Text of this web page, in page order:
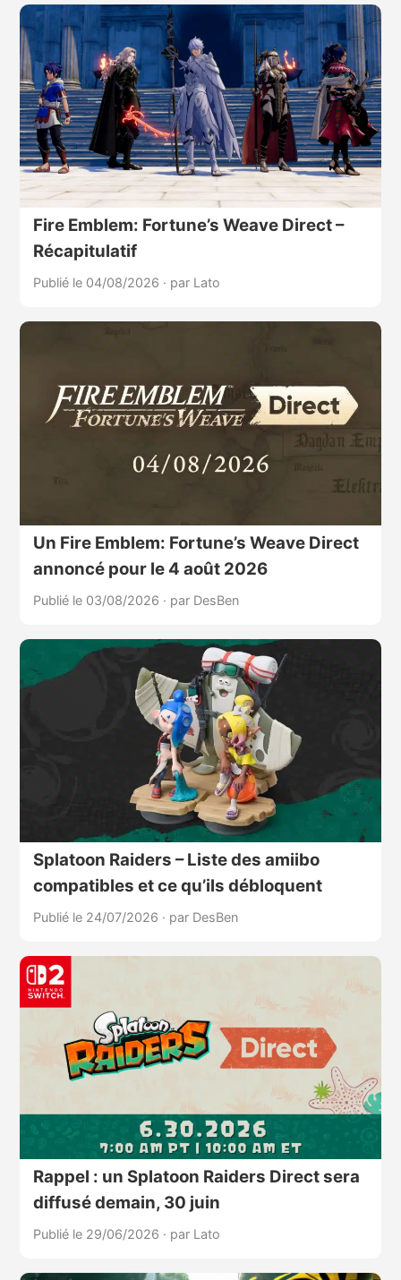
Fire Emblem: Fortune’s Weave Direct –
Récapitulatif
Publié le 04/08/2026 · par Lato
Un Fire Emblem: Fortune’s Weave Direct
annoncé pour le 4 août 2026
Publié le 03/08/2026 · par DesBen
Splatoon Raiders – Liste des amiibo
compatibles et ce qu’ils débloquent
Publié le 24/07/2026 · par DesBen
Rappel : un Splatoon Raiders Direct sera
diffusé demain, 30 juin
Publié le 29/06/2026 · par Lato